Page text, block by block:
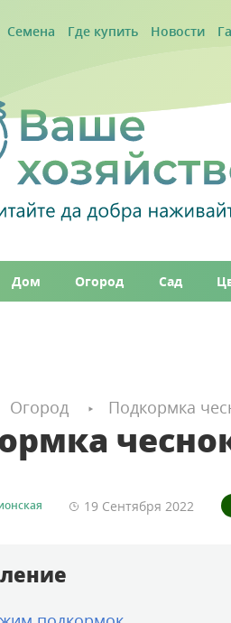
Семена Где купить Новости
Дом Огород Сад
Огород Подкормка
19 Сентября 2022